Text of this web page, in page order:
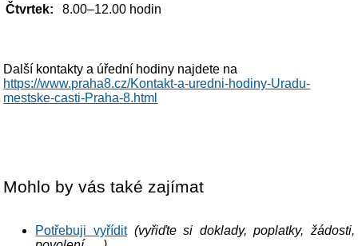
Čtvrtek:
8.00–12.00 hodin
Další kontakty a úřední hodiny najdete na
https://www.praha8.cz/Kontakt-a-uredni-hodiny-Uradu-
mestske-casti-Praha-8.html
Mohlo by vás také zajímat
Potřebuji vyřídit (vyřiďte si doklady, poplatky, žádosti,